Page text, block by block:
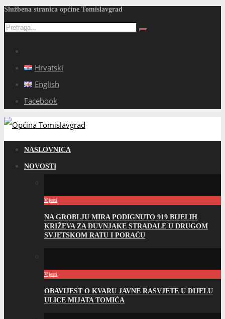
Službena stranica općine Tomislavgrad
Hrvatski
English
Facebook
NASLOVNICA
NOVOSTI
Vijesti
NA GROBLJU MIRA PODIGNUTO 919 BIJELIH
KRIŽEVA ZA DUVNJAKE STRADALE U DRUGOM
SVJETSKOM RATU I PORAĆU
Vijesti
OBAVIJEST O KVARU JAVNE RASVJETE U DIJELU
ULICE MIJATA TOMIĆA